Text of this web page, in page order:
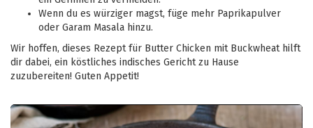
Wenn du es würziger magst, füge mehr Paprikapulver
oder Garam Masala hinzu.
Wir hoffen, dieses Rezept für Butter Chicken mit Buckwheat hilft
dir dabei, ein köstliches indisches Gericht zu Hause
zuzubereiten! Guten Appetit!